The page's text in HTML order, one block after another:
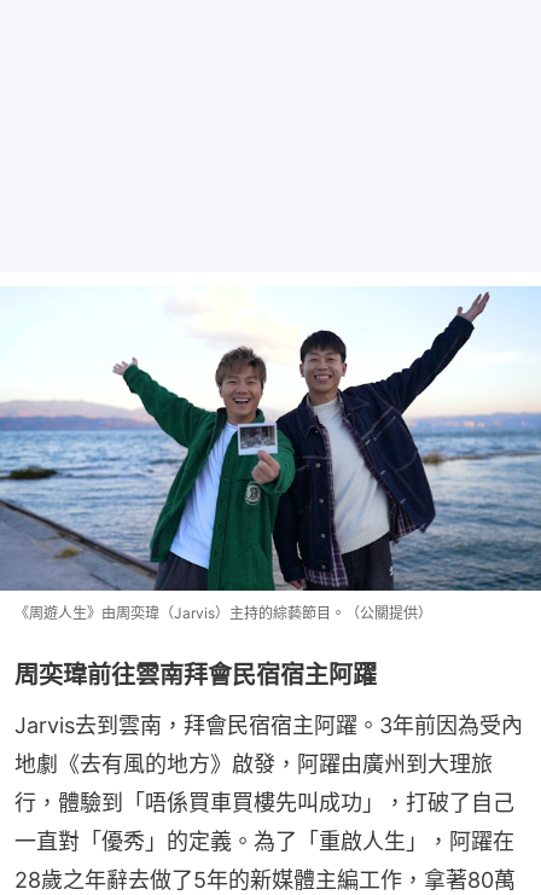
《周遊人生》由周奕瑋（Jarvis）主持的綜藝節目。（公關提供）
周奕瑋前往雲南拜會民宿宿主阿躍
Jarvis去到雲南，拜會民宿宿主阿躍。3年前因為受內
地劇《去有風的地方》啟發，阿躍由廣州到大理旅
行，體驗到「唔係買車買樓先叫成功」，打破了自己
一直對「優秀」的定義。為了「重啟人生」，阿躍在
28歲之年辭去做了5年的新媒體主編工作，拿著80萬